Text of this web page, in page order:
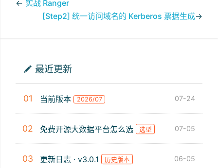
← 实战 Ranger
[Step2] 统一访问域名的 Kerberos 票据生成→
最近更新
01 当前版本 2026/07 07-24
02 免费开源大数据平台怎么选 选型 07-05
03 更新日志 · v3.0.1 历史版本 06-05